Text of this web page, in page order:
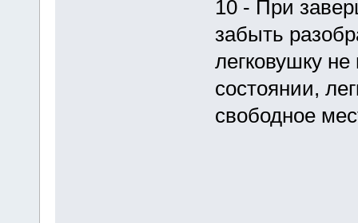
10 - При
забыть
легковушку
состоянии,
свободное